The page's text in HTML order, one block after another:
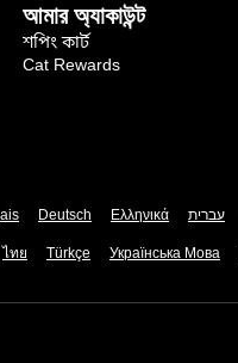
আমার অ্যাকাউন্ট
শপিং কার্ট
Cat Rewards
Deutsch Ελληνικά עברית
ไทย Türkçe Українська Мова